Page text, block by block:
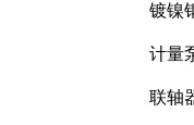
镀镍
计量
联轴